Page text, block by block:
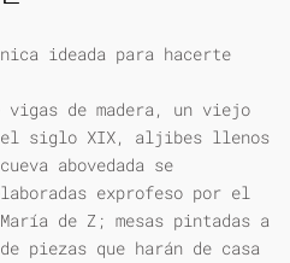
ideada para hacerte
vigas de madera, un viejo
siglo XIX, aljibes llenos
abovedada se
exprofeso por el
de Z; mesas pintadas a
piezas que harán de casa